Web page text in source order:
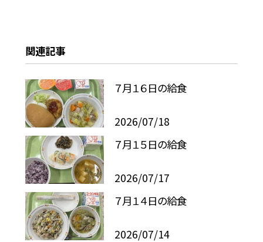
関連記事
７月１６日の給食
2026/07/18
７月１５日の給食
2026/07/17
７月１４日の給食
2026/07/14